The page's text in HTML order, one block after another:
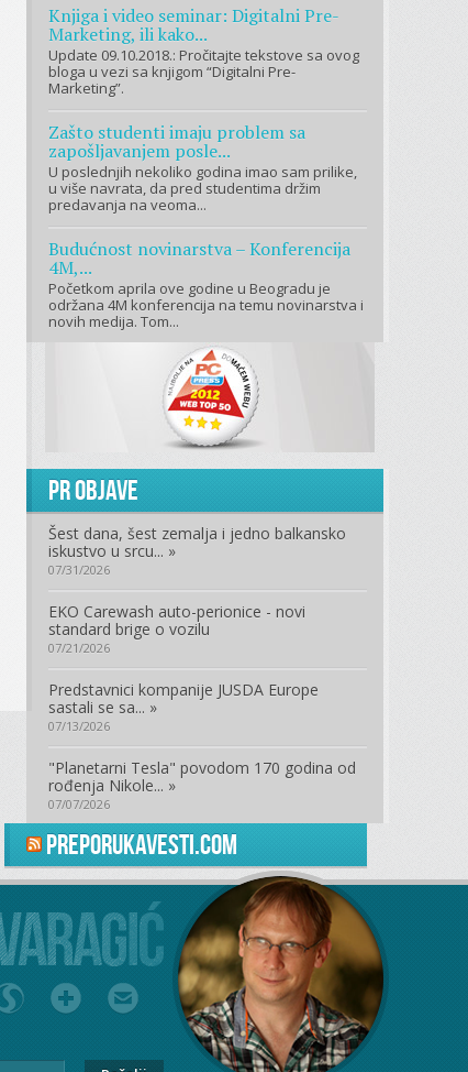
Knjiga i video seminar: Digitalni Pre-
Marketing, ili kako...
Update 09.10.2018.: Pročitajte tekstove sa ovog
bloga u vezi sa knjigom “Digitalni Pre-
Marketing”.
Zašto studenti imaju problem sa
zapošljavanjem posle...
U poslednjih nekoliko godina imao sam prilike,
u više navrata, da pred studentima držim
predavanja na veoma...
Budućnost novinarstva – Konferencija
4M,...
Početkom aprila ove godine u Beogradu je
održana 4M konferencija na temu novinarstva i
novih medija. Tom...
PR objave
Šest dana, šest zemalja i jedno balkansko
iskustvo u srcu... »
07/31/2026
EKO Carewash auto-perionice - novi
standard brige o vozilu
07/21/2026
Predstavnici kompanije JUSDA Europe
sastali se sa... »
07/13/2026
"Planetarni Tesla" povodom 170 godina od
rođenja Nikole... »
07/07/2026
PreporukaVesti.com